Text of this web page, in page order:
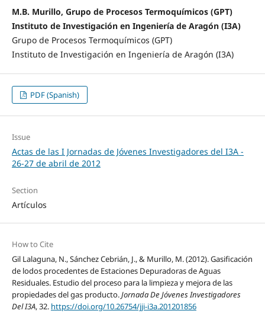
M.B. Murillo, Grupo de Procesos Termoquímicos (GPT)
Instituto de Investigación en Ingeniería de Aragón (I3A)
Grupo de Procesos Termoquímicos (GPT)
Instituto de Investigación en Ingeniería de Aragón (I3A)
PDF (Spanish)
Issue
Actas de las I Jornadas de Jóvenes Investigadores del I3A -
26‐27 de abril de 2012
Section
Artículos
How to Cite
Gil Lalaguna, N., Sánchez Cebrián, J., & Murillo, M. (2012). Gasificación
de lodos procedentes de Estaciones Depuradoras de Aguas
Residuales. Estudio del proceso para la limpieza y mejora de las
propiedades del gas producto.Jornada De Jóvenes Investigadores
Del I3A, 32. https://doi.org/10.26754/jji-i3a.201201856